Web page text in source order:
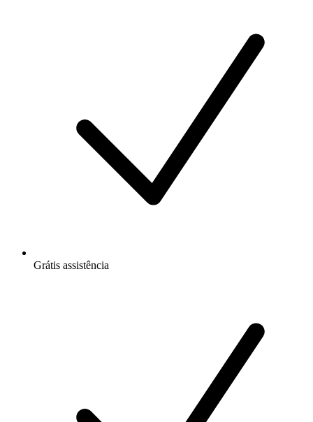
Grátis assistência